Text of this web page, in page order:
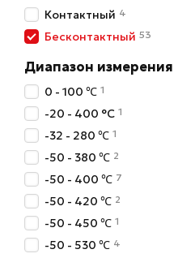
Контактный 4
Бесконтактный 53
Диапазон измерения
0 - 100 ℃ 1
-20 - 400 °C 1
-32 - 280 ℃ 1
-50 - 380 ℃ 2
-50 - 400 ℃ 7
-50 - 420 ℃ 2
-50 - 450 ℃ 1
-50 - 530 ℃ 4